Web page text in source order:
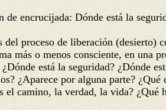
de encrucijada: Dónde está la
del proceso de liberación (desierto)
más o menos consciente, en una
está la seguridad? ¿Dónde
¿Aparece por alguna parte? ¿Qué
el camino, la verdad, la vida? ¿Qué